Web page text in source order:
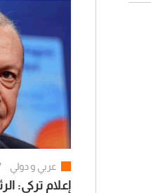
عربي و دولي
إعلام تركي: